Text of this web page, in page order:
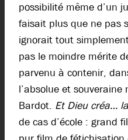
possibilité même d’un
faisait plus que ne pas
ignorait tout
pas le moindre mérite
parvenu à contenir,
l’absolue et
Bardot. Et Dieu créa…
de cas d’école : grand